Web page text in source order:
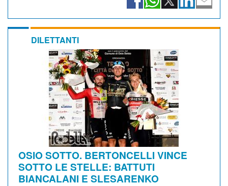
DILETTANTI
OSIO SOTTO. BERTONCELLI VINCE
SOTTO LE STELLE: BATTUTI
BIANCALANI E SLESARENKO